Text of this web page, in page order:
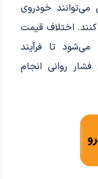
می‌توانند خودروی
کنند. اختلاف قیمت
تا فرآیند
روانی انجام